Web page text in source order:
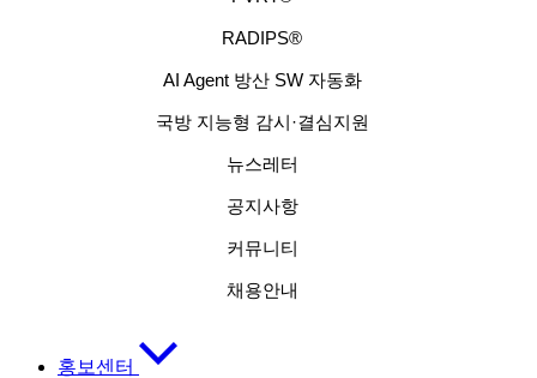
RADIPS®
AI Agent 방산 SW 자동화
국방 지능형 감시·결심지원
뉴스레터
공지사항
커뮤니티
채용안내
홍보센터